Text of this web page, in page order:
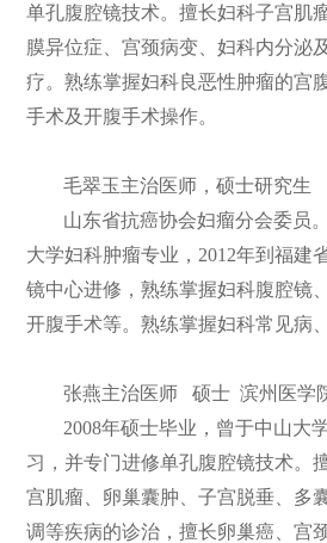
单孔腹腔镜技术。擅长妇科子宫肌
膜异位症、宫颈病变、妇科内分泌
疗。熟练掌握妇科良恶性肿瘤的宫
手术及开腹手术操作。
毛翠玉主治医师，硕士研究生
山东省抗癌协会妇瘤分会委员
大学妇科肿瘤专业，2012年到福建
镜中心进修，熟练掌握妇科腹腔镜
开腹手术等。熟练掌握妇科常见病
张燕主治医师 硕士 滨州医学
2008年硕士毕业，曾于中山大
习，并专门进修单孔腹腔镜技术。
宫肌瘤、卵巢囊肿、子宫脱垂、多
调等疾病的诊治，擅长卵巢癌、宫